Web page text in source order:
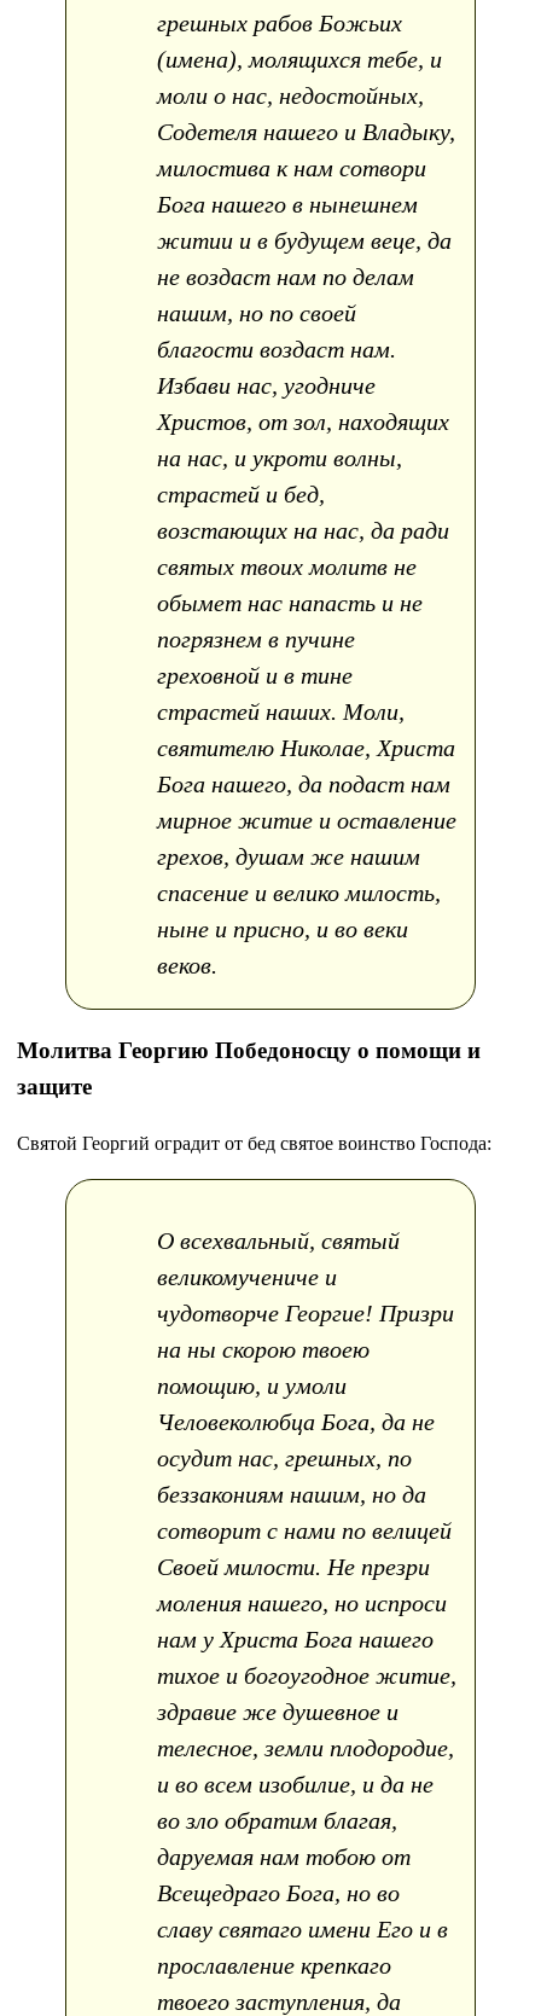
грешных рабов Божьих
(имена), молящихся тебе, и
моли о нас, недостойных,
Содетеля нашего и Владыку,
милостива к нам сотвори
Бога нашего в нынешнем
житии и в будущем веце, да
не воздаст нам по делам
нашим, но по своей
благости воздаст нам.
Избави нас, угодниче
Христов, от зол, находящих
на нас, и укроти волны,
страстей и бед,
возстающих на нас, да ради
святых твоих молитв не
обымет нас напасть и не
погрязнем в пучине
греховной и в тине
страстей наших. Моли,
святителю Николае, Христа
Бога нашего, да подаст нам
мирное житие и оставление
грехов, душам же нашим
спасение и велико милость,
ныне и присно, и во веки
веков.
Молитва Георгию Победоносцу о помощи и
защите
Святой Георгий оградит от бед святое воинство Господа:
О всехвальный, святый
великомучениче и
чудотворче Георгие! Призри
на ны скорою твоею
помощию, и умоли
Человеколюбца Бога, да не
осудит нас, грешных, по
беззакониям нашим, но да
сотворит с нами по велицей
Своей милости. Не презри
моления нашего, но испроси
нам у Христа Бога нашего
тихое и богоугодное житие,
здравие же душевное и
телесное, земли плодородие,
и во всем изобилие, и да не
во зло обратим благая,
даруемая нам тобою от
Всещедраго Бога, но во
славу святаго имени Его и в
прославление крепкаго
твоего заступления, да